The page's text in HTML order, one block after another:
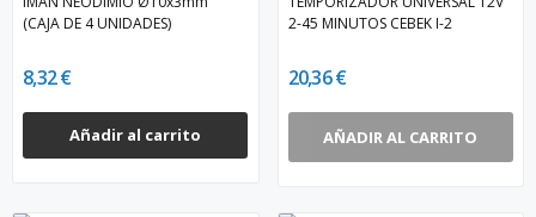
(CAJA DE 4 UNIDADES)
8,32 €
Añadir al carrito
2-45 MINUTOS CEBEK I-2
20,36 €
AÑADIR AL CARRITO